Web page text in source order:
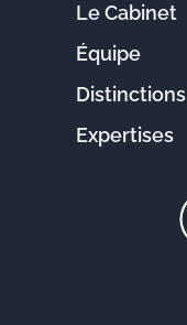
Le Cabinet
Équipe
Distinctions
Expertises